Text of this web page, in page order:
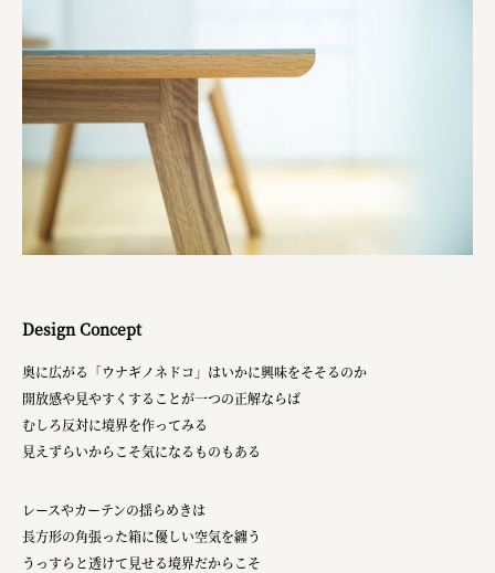
Design Concept
奥に広がる「ウナギノネドコ」はいかに興味をそそるのか
開放感や見やすくすることが一つの正解ならば
むしろ反対に境界を作ってみる
見えずらいからこそ気になるものもある
レースやカーテンの揺らめきは
長方形の角張った箱に優しい空気を纏う
うっすらと透けて見せる境界だからこそ